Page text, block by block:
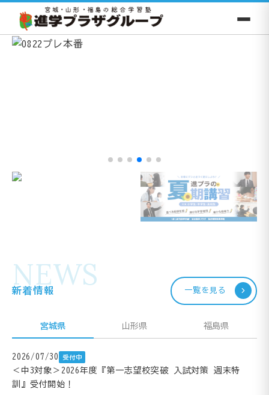
NEWS
新着情報 一覧を見る
宮城県 山形県 福島県
2026/07/30 受付中
＜中3対象＞2026年度『第一志望校突破 入試対策 週末特
訓』受付開始！